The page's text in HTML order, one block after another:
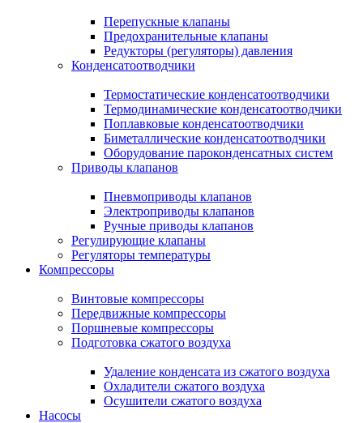
Перепускные клапаны
Предохранительные клапаны
Редукторы (регуляторы) давления
Конденсатоотводчики
Термостатические конденсатоотводчики
Термодинамические конденсатоотводчики
Поплавковые конденсатоотводчики
Биметаллические конденсатоотводчики
Оборудование пароконденсатных систем
Приводы клапанов
Пневмоприводы клапанов
Электроприводы клапанов
Ручные приводы клапанов
Регулирующие клапаны
Регуляторы температуры
Компрессоры
Винтовые компрессоры
Передвижные компрессоры
Поршневые компрессоры
Подготовка сжатого воздуха
Удаление конденсата из сжатого воздуха
Охладители сжатого воздуха
Осушители сжатого воздуха
Насосы